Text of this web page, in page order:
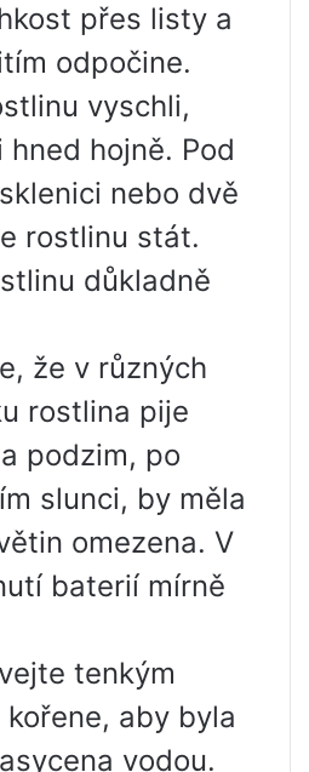
přes listy a
odpočine.
vyschli,
hojně. Pod
nebo dvě
rostlinu stát.
důkladně
že v různých
rostlina pije
podzim, po
slunci, by měla
omezena. V
baterií mírně
tenkým
aby byla
vodou.